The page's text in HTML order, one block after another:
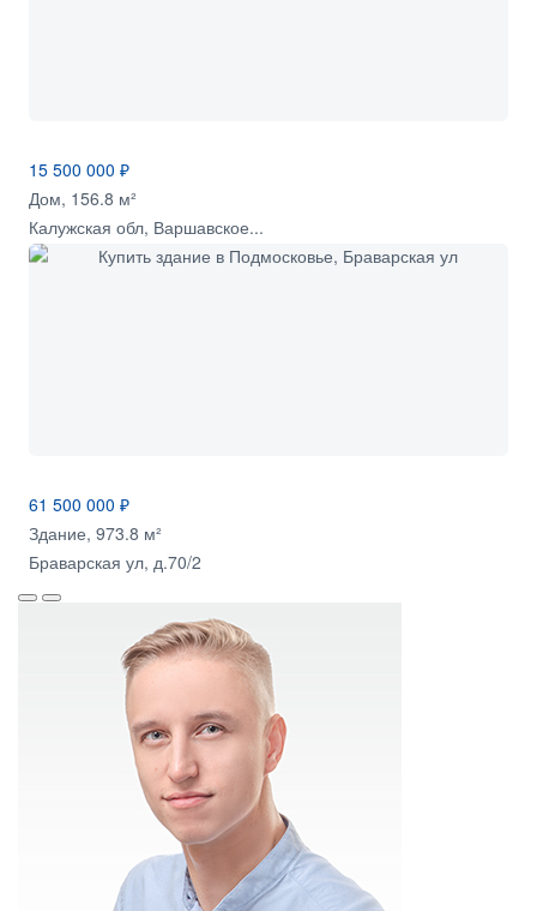
15 500 000 ₽
Дом, 156.8 м²
Калужская обл, Варшавское...
61 500 000 ₽
Здание, 973.8 м²
Браварская ул, д.70/2